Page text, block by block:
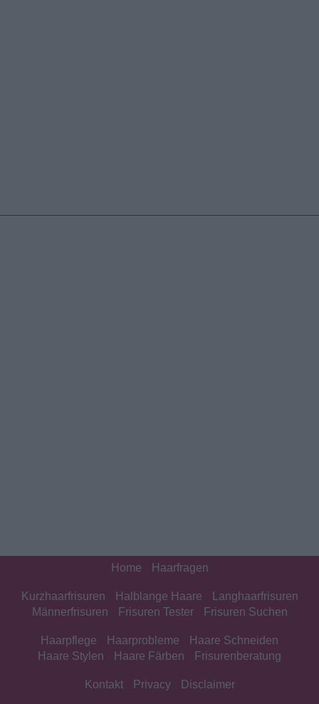
Home Haarfragen
Kurzhaarfrisuren Halblange Haare
Langhaarfrisuren
Männerfrisuren
Frisuren Tester Frisuren Suchen
Haarpflege Haarprobleme
Haare Schneiden
Haare Stylen
Haare Färben Frisurenberatung
Kontakt Privacy Disclaimer